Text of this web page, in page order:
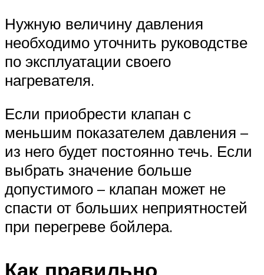
Нужную величину давления
необходимо уточнить руководстве
по эксплуатации своего
нагревателя.
Если приобрести клапан с
меньшим показателем давления –
из него будет постоянно течь. Если
выбрать значение больше
допустимого – клапан может не
спасти от больших неприятностей
при перегреве бойлера.
Как правильно